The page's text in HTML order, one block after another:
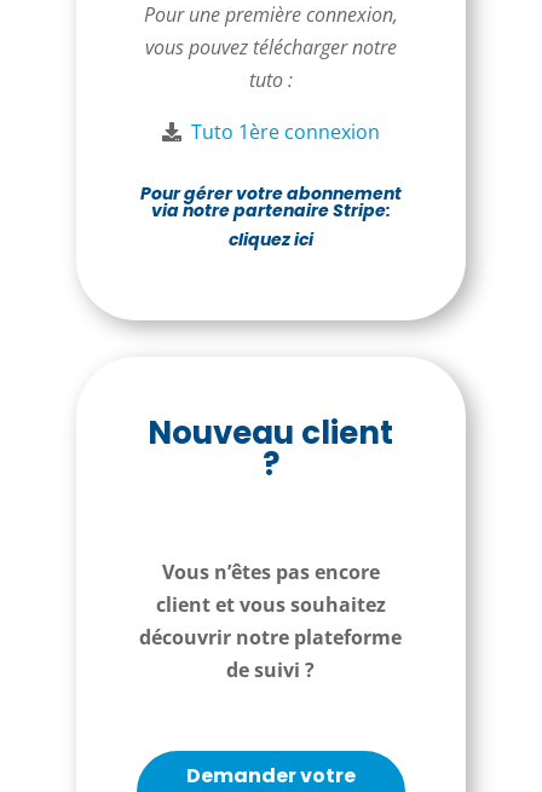
Pour une première connexion,
vous pouvez télécharger notre
tuto :
Tuto 1ère connexion
Pour gérer votre abonnement
via notre partenaire Stripe:
cliquez ici
Nouveau client
?
Vous n’êtes pas encore
client et vous souhaitez
découvrir notre plateforme
de suivi ?
Demander votre